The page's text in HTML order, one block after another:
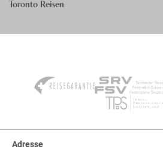
Toronto Reisen
Adresse